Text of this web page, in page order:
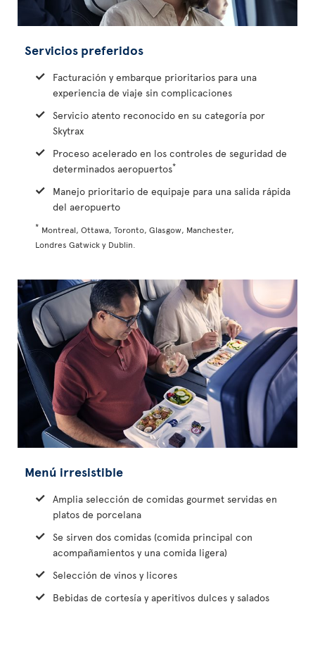
Servicios preferidos
Facturación y embarque prioritarios para una
experiencia de viaje sin complicaciones
Servicio atento reconocido en su categoría por
Skytrax
Proceso acelerado en los controles de seguridad de
determinados aeropuertos*
Manejo prioritario de equipaje para una salida rápida
del aeropuerto
* Montreal, Ottawa, Toronto, Glasgow, Manchester,
Londres Gatwick y Dublin.
Menú irresistible
Amplia selección de comidas gourmet servidas en
platos de porcelana
Se sirven dos comidas (comida principal con
acompañamientos y una comida ligera)
Selección de vinos y licores
Bebidas de cortesía y aperitivos dulces y salados